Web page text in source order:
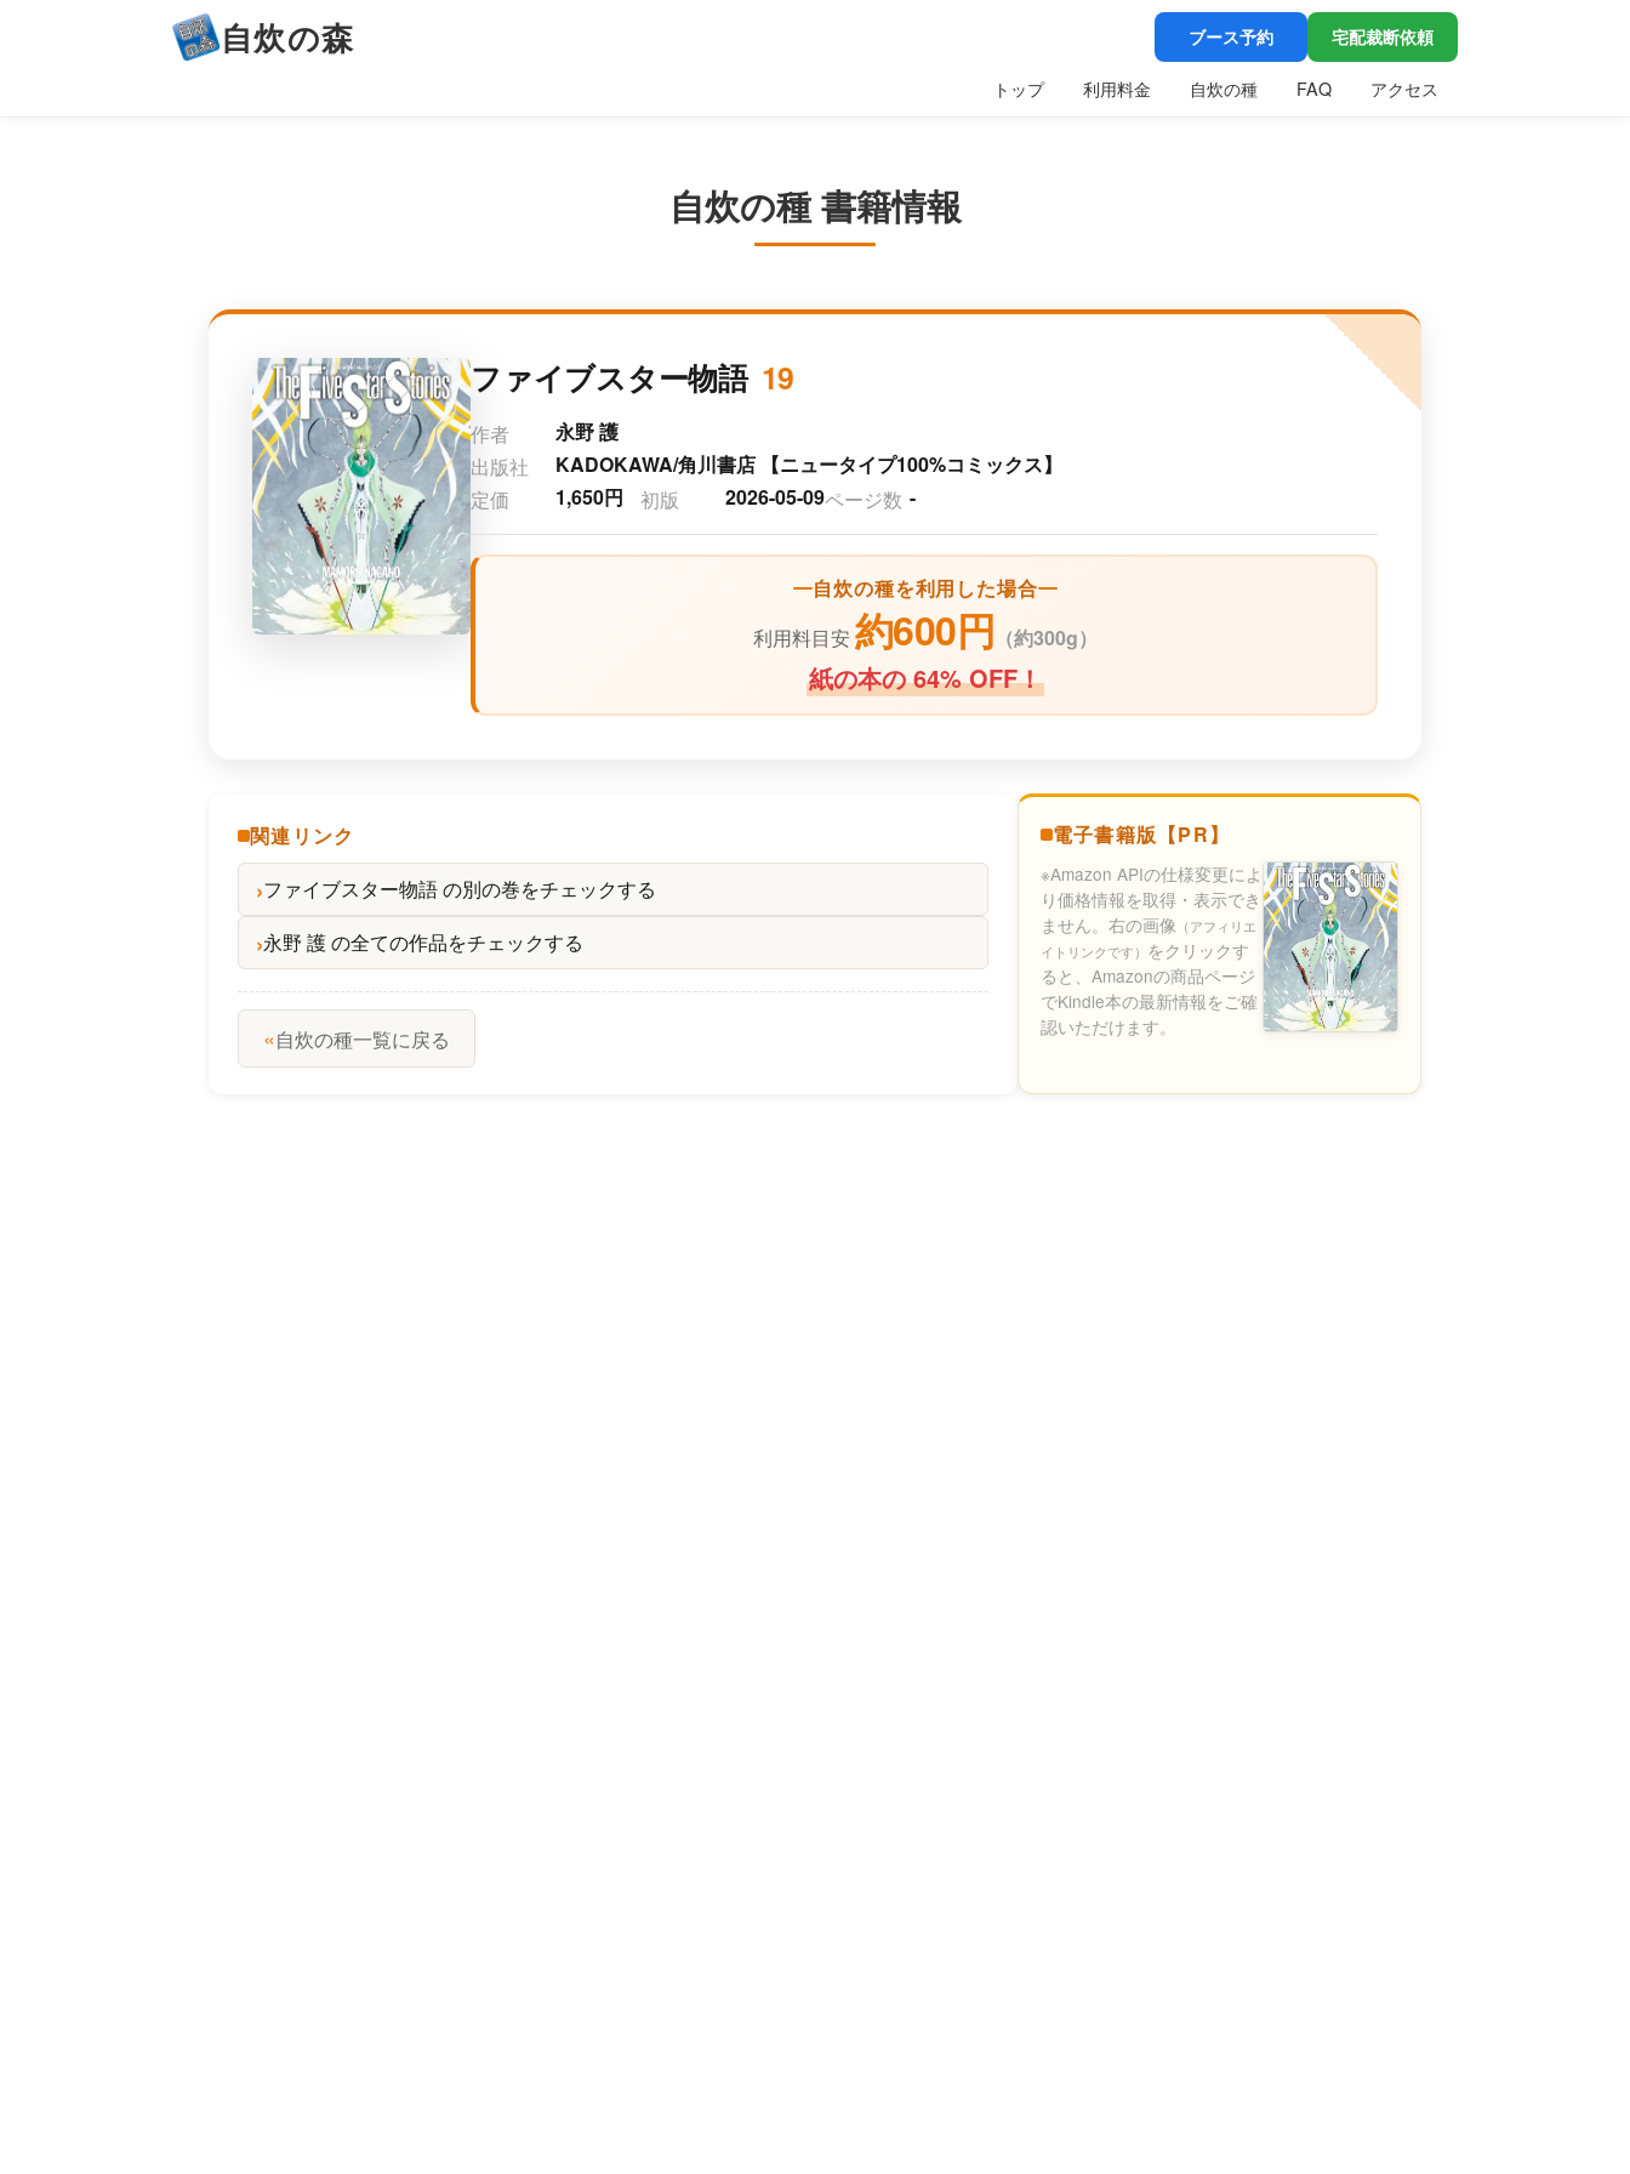
自炊の森 ブース予約 宅配裁断依頼
トップ 利用料金 自炊の種 FAQ アクセス
自炊の種 書籍情報
ファイブスター物語 19
作者
永野 護
出版社
KADOKAWA/角川書店 【ニュータイプ100%コミックス】
定価
1,650円 初版 2026-05-09ページ数 -
自炊の種を利用した場合
利用料目安約600円 （約300g）
紙の本の 64% OFF！
関連リンク
ファイブスター物語 の別の巻をチェックする
永野 護 の全ての作品をチェックする
«自炊の種一覧に戻る
電子書籍版【PR】
※Amazon APIの仕様変更によ
り価格情報を取得・表示でき
ません。右の画像 （アフィリエ
イトリンクです） をクリックす
ると、Amazonの商品ページ
でKindle本の最新情報をご確
認いただけます。